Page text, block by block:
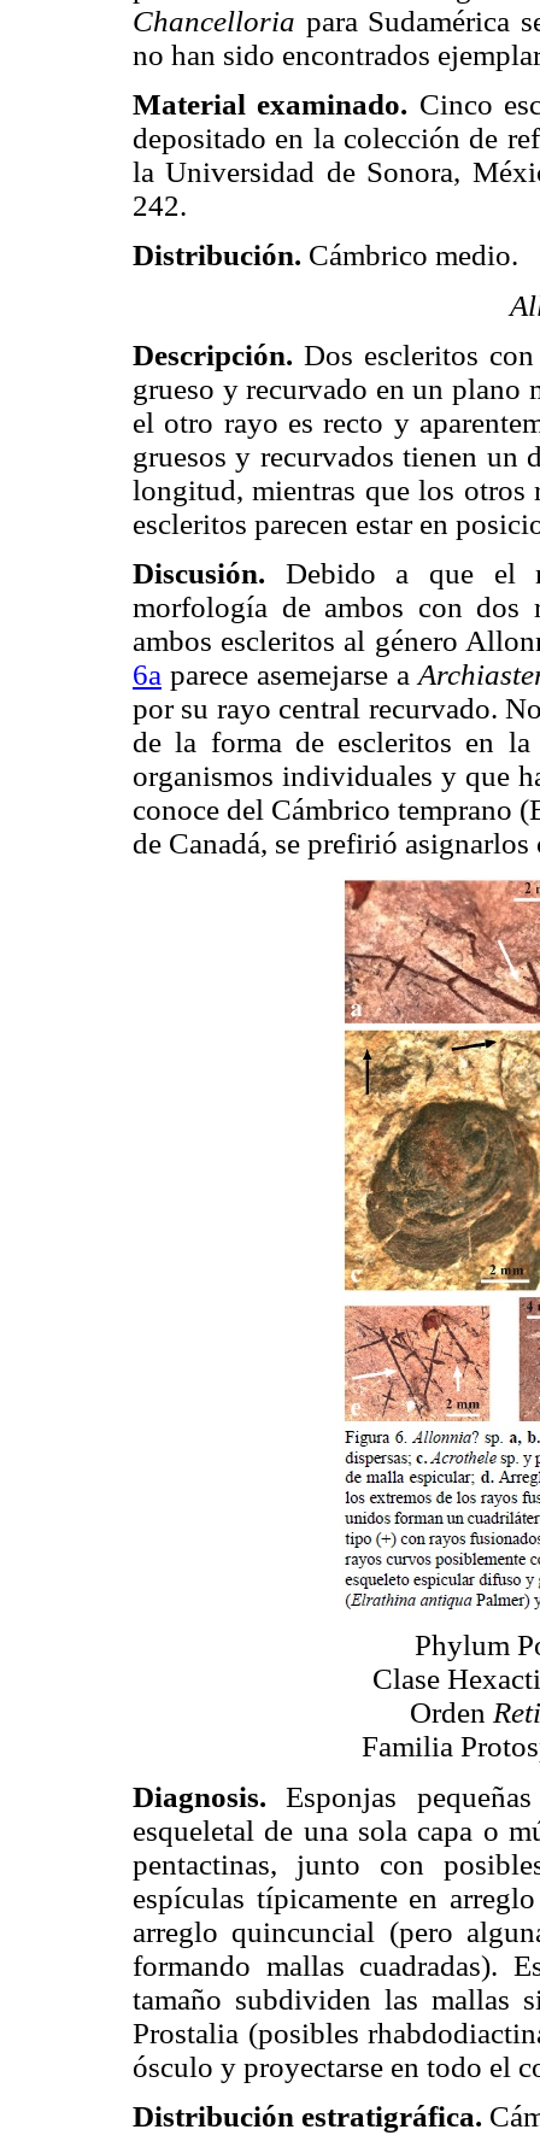
Chancelloria para Sudamérica
no han sido encontrados
Material examinado. Cinco
depositado en la colección de
la Universidad de Sonora,
242.
Distribución. Cámbrico medio.
Descripción. Dos escleritos
grueso y recurvado en un plano
el otro rayo es recto y
gruesos y recurvados tienen un
longitud, mientras que los
escleritos parecen estar en
Discusión. Debido a que el
morfología de ambos con dos
ambos escleritos al género
6a parece asemejarse a
por su rayo central recurvado.
de la forma de escleritos en
organismos individuales y que
conoce del Cámbrico temprano
de Canadá, se prefirió
Phylum
Clase
Orden
Familia
Diagnosis. Esponjas
esqueletal de una sola capa o
pentactinas, junto con
espículas típicamente en
arreglo quincuncial (pero
formando mallas cuadradas).
tamaño subdividen las mallas
Prostalia (posibles
ósculo y proyectarse en todo el
Distribución estratigráfica.